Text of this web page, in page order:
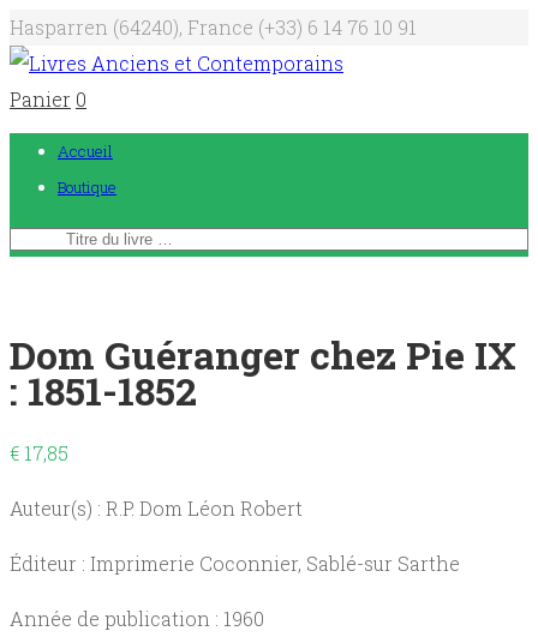
Hasparren (64240), France (+33) 6 14 76 10 91
Panier 0
Accueil
Boutique
Dom Guéranger chez Pie IX
: 1851-1852
€ 17,85
Auteur(s) : R.P. Dom Léon Robert
Éditeur : Imprimerie Coconnier, Sablé-sur Sarthe
Année de publication : 1960